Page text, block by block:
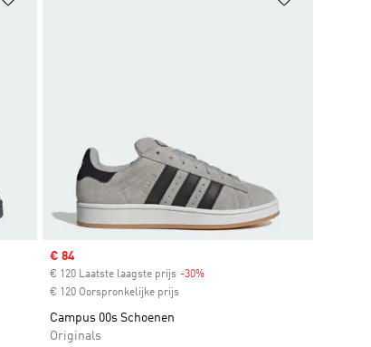
Sale price
€ 84
€ 120 Laatste laagste prijs -30%Discount
€ 120 Oorspronkelijke prijs
Campus 00s Schoenen
Originals